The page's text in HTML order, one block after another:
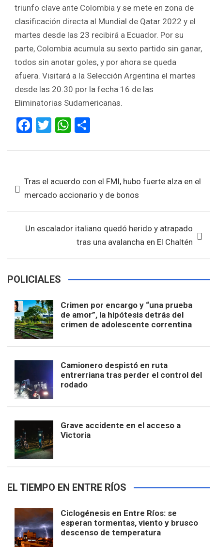
triunfo clave ante Colombia y se mete en zona de
clasificación directa al Mundial de Qatar 2022 y el
martes desde las 23 recibirá a Ecuador. Por su
parte, Colombia acumula su sexto partido sin ganar,
todos sin anotar goles, y por ahora se queda
afuera. Visitará a la Selección Argentina el martes
desde las 20.30 por la fecha 16 de las
Eliminatorias Sudamericanas.
F
ce
o
o
k
T
tt
W
at
A
p
p
ar
de Tras el acuerdo con el FMI, hubo fuerte alza en el
mercado accionario y de bonos
Un escalador italiano quedó herido y atrapado
tras una avalancha en El Chaltén
POLICIALES
Crimen por encargo y “una prueba
de amor”, la hipótesis detrás del
crimen de adolescente correntina
Camionero despistó en ruta
entrerriana tras perder el control del
rodado
Grave accidente en el acceso a
Victoria
EL TIEMPO EN ENTRE RÍOS
Ciclogénesis en Entre Ríos: se
esperan tormentas, viento y brusco
descenso de temperatura